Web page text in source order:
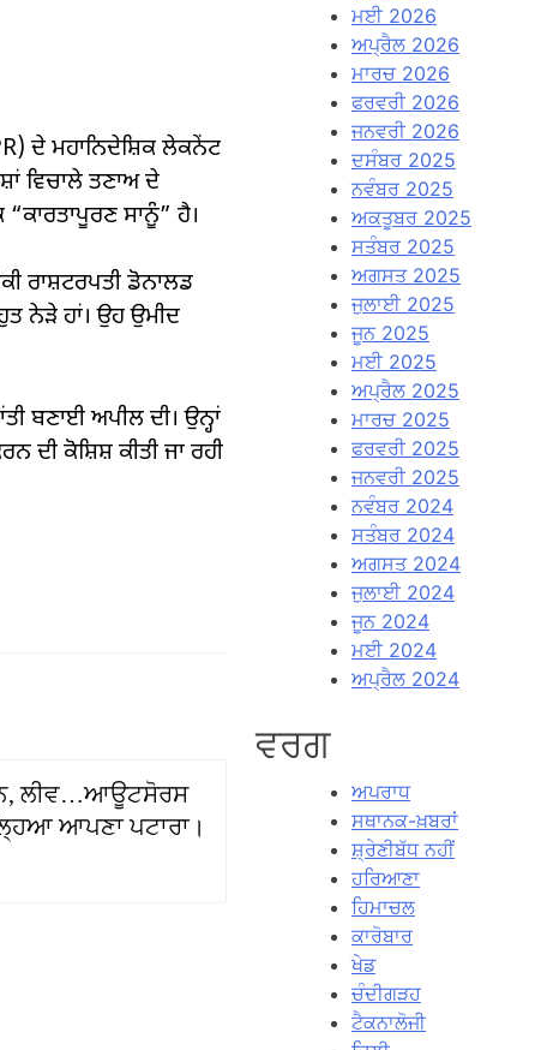
ਦੇ ਮਹਾਨਿਦੇਸ਼ਿਕ ਲੇਕਨੇਂਟ
ਵਿਚਾਲੇ ਤਣਾਅ ਦੇ
ਸਾਨੂੰ” ਹੈ।
ਰਾਸ਼ਟਰਪਤੀ ਡੋਨਾਲਡ
ਨੇੜੇ ਹਾਂ। ਉਹ ਉਮੀਦ
ਬਣਾਈ ਅਪੀਲ ਦੀ। ਉਨ੍ਹਾਂ
ਦੀ ਕੋਸ਼ਿਸ਼ ਕੀਤੀ ਜਾ ਰਹੀ
ਲੀਵ…ਆਊਟਸੋਰਸ
ਆਪਣਾ ਪਟਾਰਾ।
ਮਈ 2026
ਅਪ੍ਰੈਲ 2026
ਮਾਰਚ 2026
ਫਰਵਰੀ 2026
ਜਨਵਰੀ 2026
ਦਸੰਬਰ 2025
ਨਵੰਬਰ 2025
ਅਕਤੂਬਰ 2025
ਸਤੰਬਰ 2025
ਅਗਸਤ 2025
ਜੁਲਾਈ 2025
ਜੂਨ 2025
ਮਈ 2025
ਅਪ੍ਰੈਲ 2025
ਮਾਰਚ 2025
ਫਰਵਰੀ 2025
ਜਨਵਰੀ 2025
ਨਵੰਬਰ 2024
ਸਤੰਬਰ 2024
ਅਗਸਤ 2024
ਜੁਲਾਈ 2024
ਜੂਨ 2024
ਮਈ 2024
ਅਪ੍ਰੈਲ 2024
ਵਰਗ
ਅਪਰਾਧ
ਸਥਾਨਕ-ਖ਼ਬਰਾਂ
ਸ਼੍ਰੇਣੀਬੱਧ ਨਹੀਂ
ਹਰਿਆਣਾ
ਹਿਮਾਚਲ
ਕਾਰੋਬਾਰ
ਖੇਡ
ਚੰਦੀਗੜਹ
ਟੈਕਨਾਲੋਜੀ